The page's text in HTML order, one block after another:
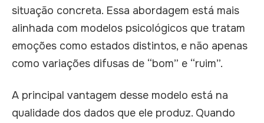
situação concreta. Essa abordagem está mais
alinhada com modelos psicológicos que tratam
emoções como estados distintos, e não apenas
como variações difusas de “bom” e “ruim”.
A principal vantagem desse modelo está na
qualidade dos dados que ele produz. Quando